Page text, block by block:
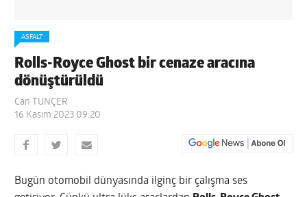
ASFALT
Rolls-Royce Ghost bir cenaze aracına
dönüştürüldü
Can TUNÇER
16 Kasım 2023 09:20
Bugün otomobil dünyasında ilginç bir çalışma ses